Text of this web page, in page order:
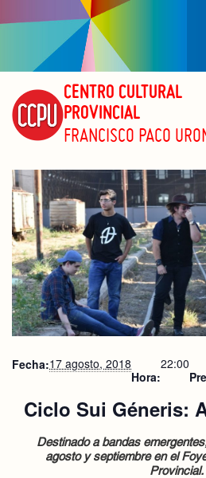
CENTRO CULTURAL
PROVINCIAL
FRANCISCO PACO
Fecha:17 agosto, 2018
Hora:
22:00
Ciclo Sui Géneris:
Destinado a bandas
agosto y septiembre en el
Provincial.